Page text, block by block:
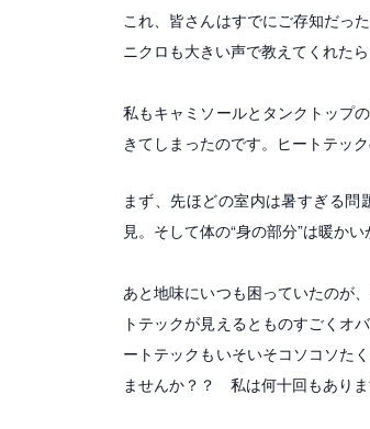
これ、皆さんはすでにご存知だっ
ニクロも大きい声で教えてくれた
私もキャミソールとタンクトップ
きてしまったのです。ヒートテッ
まず、先ほどの室内は暑すぎる
見。そして体の“身の部分”は暖か
あと地味にいつも困っていたのが
トテックが見えるとものすごくオ
ートテックもいそいそコソコソた
ませんか？？ 私は何十回もありま